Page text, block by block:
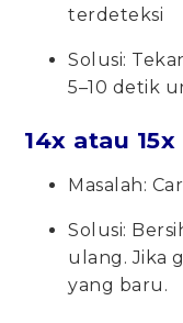
terdeteksi
Solusi:
5–10 detik
14x atau
Masalah:
Solusi:
ulang. Jika
yang baru.